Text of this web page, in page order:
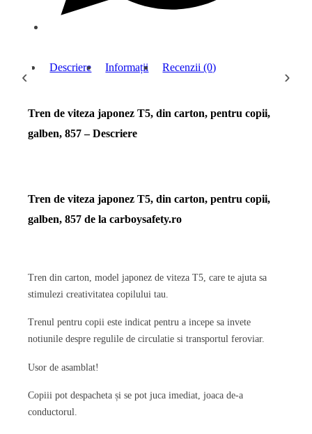
‹ Descriere Informații Recenzii (0)
Tren de viteza japonez T5, din carton, pentru copii,
galben, 857 – Descriere
Tren de viteza japonez T5, din carton, pentru copii,
galben, 857 de la carboysafety.ro
Tren din carton, model japonez de viteza T5, care te ajuta sa
stimulezi creativitatea copilului tau.
Trenul pentru copii este indicat pentru a incepe sa invete
notiunile despre regulile de circulatie si transportul feroviar.
Usor de asamblat!
Copiii pot despacheta și se pot juca imediat, joaca de-a
conductorul.
›